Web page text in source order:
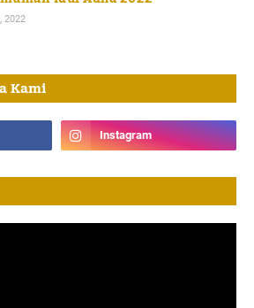
2022
Kami